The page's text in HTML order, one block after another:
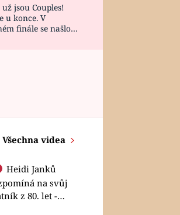
už jsou Couples!
u konce. V
finále se našlo
Všechna videa
Heidi Janků
na svůj
z 80. let -